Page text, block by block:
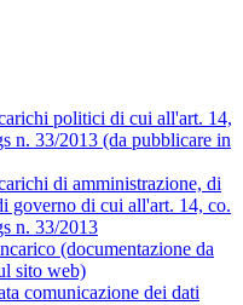
politici di cui all'art. 14,
n. 33/2013 (da pubblicare in
di amministrazione, di
governo di cui all'art. 14, co.
n. 33/2013
(documentazione da
sito web)
comunicazione dei dati